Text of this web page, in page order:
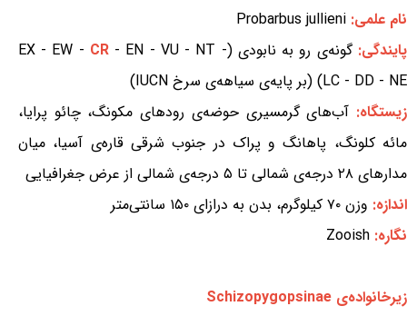
نام علمی: Probarbus jullieni
پایندگی:گونه‌ی رو به نابودی (EX - EW - CR - EN - VU - NT -
LC - DD - NE) (بر پایه‌ی سیاهه‌ی سرخ IUCN)
زیستگاه: آب‌های گرمسیری حوضه‌ی رودهای مکونگ، چائو پرایا،
مائه کلونگ، پاهانگ و پراک در جنوب شرقی قاره‌ی آسیا، میان
مدارهای ۲۸ درجه‌ی شمالی تا ۵ درجه‌ی شمالی از عرض جغرافیایی
اندازه: وزن ۷۰ کیلوگرم، بدن به درازای ۱۵۰ سانتی‌متر
نگاره: Zooish
زیرخانواده‌ی Schizopygopsinae